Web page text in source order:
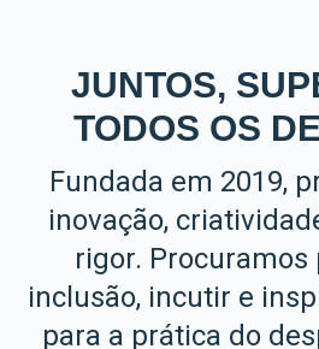
JUNTOS,
TODOS OS
Fundada em 2019,
inovação,
rigor. Procuramos
inclusão, incutir e
para a prática do